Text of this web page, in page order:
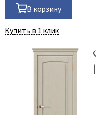
В корзину
Купить в 1 клик